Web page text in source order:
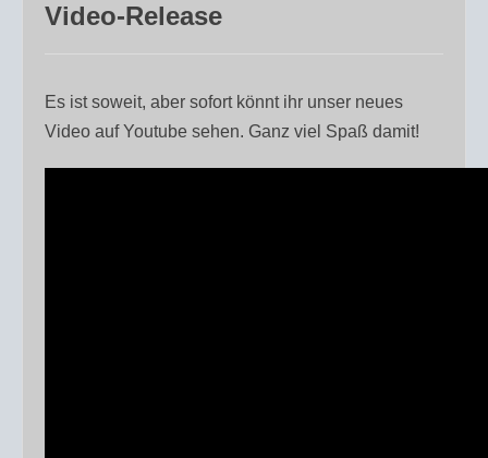
Video-Release
Es ist soweit, aber sofort könnt ihr unser neues
Video auf Youtube sehen. Ganz viel Spaß damit!